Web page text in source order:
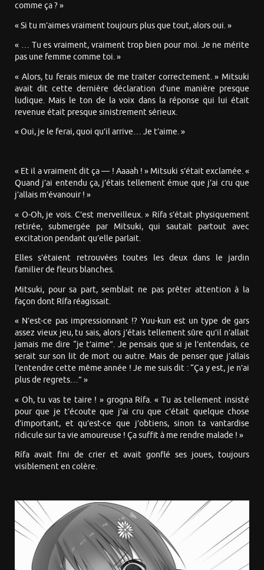
comme ça ? »
« Si tu m’aimes vraiment toujours plus que tout, alors oui. »
« … Tu es vraiment, vraiment trop bien pour moi. Je ne mérite
pas une femme comme toi. »
« Alors, tu ferais mieux de me traiter correctement. » Mitsuki
avait dit cette dernière déclaration d’une manière presque
ludique. Mais le ton de la voix dans la réponse qui lui était
revenue était presque sinistrement sérieux.
« Oui, je le ferai, quoi qu’il arrive… Je t’aime. »
« Et il a vraiment dit ça — ! Aaaah ! » Mitsuki s’était exclamée. «
Quand j’ai entendu ça, j’étais tellement émue que j’ai cru que
j’allais m’évanouir ! »
« O-Oh, je vois. C’est merveilleux. » Rífa s’était physiquement
retirée, submergée par Mitsuki, qui sautait partout avec
excitation pendant qu’elle parlait.
Elles s’étaient retrouvées toutes les deux dans le jardin
familier de fleurs blanches.
Mitsuki, pour sa part, semblait ne pas prêter attention à la
façon dont Rífa réagissait.
« N’est-ce pas impressionnant !? Yuu-kun est un type de gars
assez vieux jeu, tu sais, alors j’étais tellement sûre qu’il n’allait
jamais me dire “je t’aime”. Je pensais que si je l’entendais, ce
serait sur son lit de mort ou autre. Mais de penser que j’allais
l’entendre cette même année ! Je me suis dit : “Ça y est, je n’ai
plus de regrets…” »
« Oh, tu vas te taire ! » grogna Rífa. « Tu as tellement insisté
pour que je t’écoute que j’ai cru que c’était quelque chose
d’important, et qu’est-ce que j’obtiens, sinon ta vantardise
ridicule sur ta vie amoureuse ! Ça suffit à me rendre malade ! »
Rífa avait fini de crier et avait gonflé ses joues, toujours
visiblement en colère.